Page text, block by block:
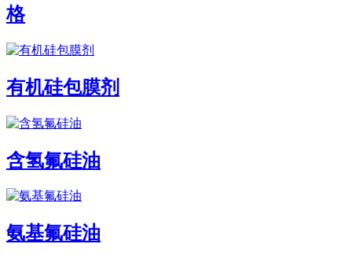
格
有机硅包膜剂
含氢氟硅油
氨基氟硅油